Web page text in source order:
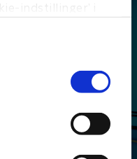
indstillinger’ i